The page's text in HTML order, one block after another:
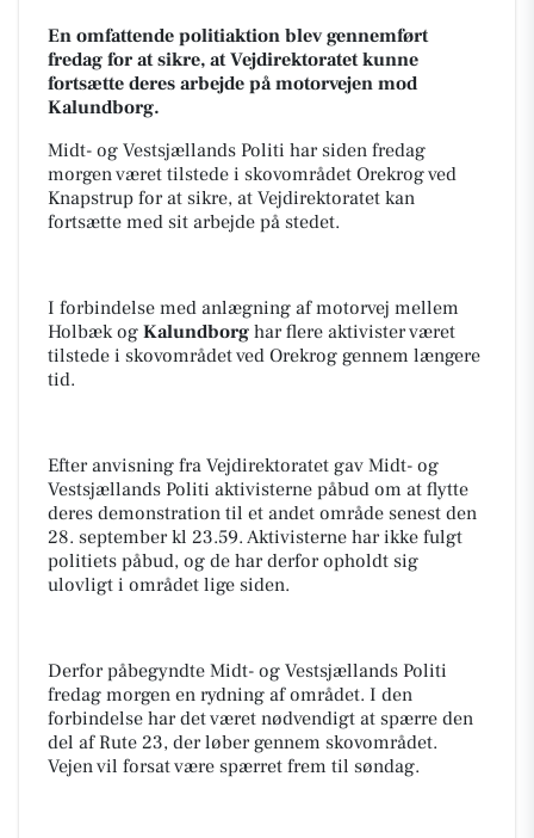
En omfattende politiaktion blev gennemført
fredag for at sikre, at Vejdirektoratet kunne
fortsætte deres arbejde på motorvejen mod
Kalundborg.
Midt- og Vestsjællands Politi har siden fredag
morgen været tilstede i skovområdet Orekrog ved
Knapstrup for at sikre, at Vejdirektoratet kan
fortsætte med sit arbejde på stedet.
I forbindelse med anlægning af motorvej mellem
Holbæk og Kalundborg har flere aktivister været
tilstede i skovområdet ved Orekrog gennem længere
tid.
Efter anvisning fra Vejdirektoratet gav Midt- og
Vestsjællands Politi aktivisterne påbud om at flytte
deres demonstration til et andet område senest den
28. september kl 23.59. Aktivisterne har ikke fulgt
politiets påbud, og de har derfor opholdt sig
ulovligt i området lige siden.
Derfor påbegyndte Midt- og Vestsjællands Politi
fredag morgen en rydning af området. I den
forbindelse har det været nødvendigt at spærre den
del af Rute 23, der løber gennem skovområdet.
Vejen vil forsat være spærret frem til søndag.